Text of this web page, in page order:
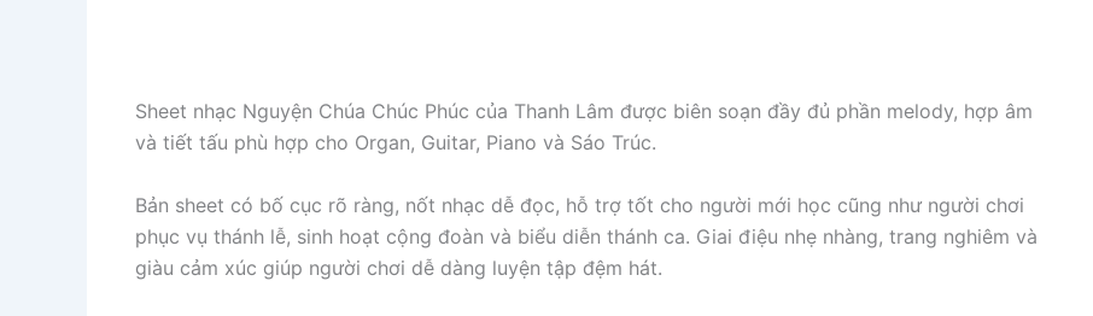
Sheet nhạc Nguyện Chúa Chúc Phúc của Thanh Lâm được biên soạn đầy đủ phần melody, hợp âm
và tiết tấu phù hợp cho Organ, Guitar, Piano và Sáo Trúc.
Bản sheet có bố cục rõ ràng, nốt nhạc dễ đọc, hỗ trợ tốt cho người mới học cũng như người chơi
phục vụ thánh lễ, sinh hoạt cộng đoàn và biểu diễn thánh ca. Giai điệu nhẹ nhàng, trang nghiêm và
giàu cảm xúc giúp người chơi dễ dàng luyện tập đệm hát.